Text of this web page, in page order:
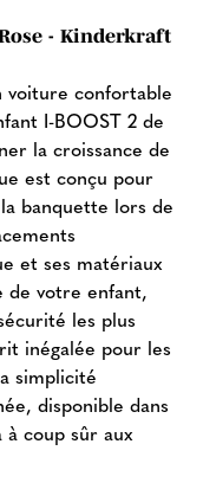
- Kinderkraft
voiture confortable
I-BOOST 2 de
la croissance de
est conçu pour
banquette lors de
et ses matériaux
de votre enfant,
les plus
inégalée pour les
simplicité
disponible dans
coup sûr aux